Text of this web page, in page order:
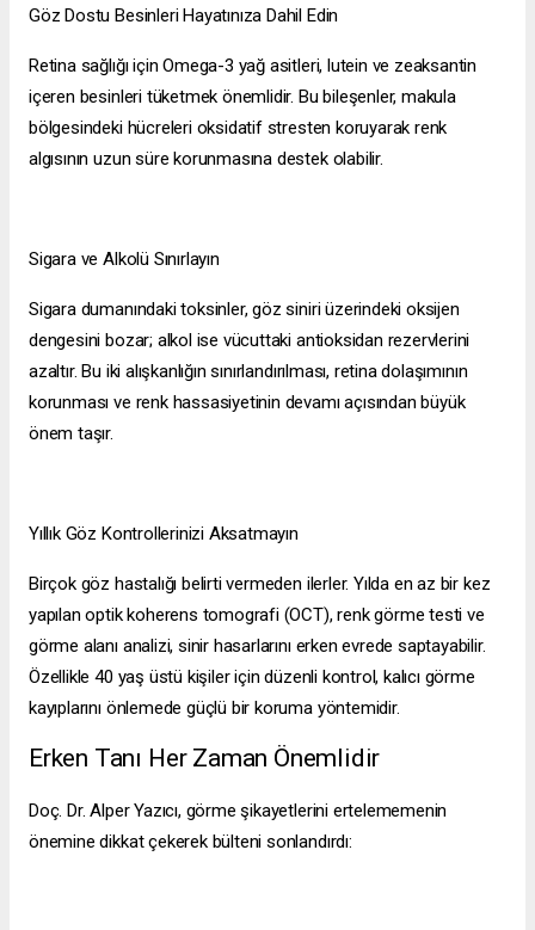
Göz Dostu Besinleri Hayatınıza Dahil Edin
Retina sağlığı için Omega-3 yağ asitleri, lutein ve zeaksantin
içeren besinleri tüketmek önemlidir. Bu bileşenler, makula
bölgesindeki hücreleri oksidatif stresten koruyarak renk
algısının uzun süre korunmasına destek olabilir.
Sigara ve Alkolü Sınırlayın
Sigara dumanındaki toksinler, göz siniri üzerindeki oksijen
dengesini bozar; alkol ise vücuttaki antioksidan rezervlerini
azaltır. Bu iki alışkanlığın sınırlandırılması, retina dolaşımının
korunması ve renk hassasiyetinin devamı açısından büyük
önem taşır.
Yıllık Göz Kontrollerinizi Aksatmayın
Birçok göz hastalığı belirti vermeden ilerler. Yılda en az bir kez
yapılan optik koherens tomografi (OCT), renk görme testi ve
görme alanı analizi, sinir hasarlarını erken evrede saptayabilir.
Özellikle 40 yaş üstü kişiler için düzenli kontrol, kalıcı görme
kayıplarını önlemede güçlü bir koruma yöntemidir.
Erken Tanı Her Zaman Önemlidir
Doç. Dr. Alper Yazıcı, görme şikayetlerini ertelememenin
önemine dikkat çekerek bülteni sonlandırdı: